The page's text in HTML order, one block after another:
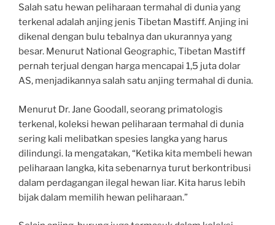
Salah satu hewan peliharaan termahal di dunia yang
terkenal adalah anjing jenis Tibetan Mastiff. Anjing ini
dikenal dengan bulu tebalnya dan ukurannya yang
besar. Menurut National Geographic, Tibetan Mastiff
pernah terjual dengan harga mencapai 1,5 juta dolar
AS, menjadikannya salah satu anjing termahal di dunia.
Menurut Dr. Jane Goodall, seorang primatologis
terkenal, koleksi hewan peliharaan termahal di dunia
sering kali melibatkan spesies langka yang harus
dilindungi. Ia mengatakan, “Ketika kita membeli hewan
peliharaan langka, kita sebenarnya turut berkontribusi
dalam perdagangan ilegal hewan liar. Kita harus lebih
bijak dalam memilih hewan peliharaan.”